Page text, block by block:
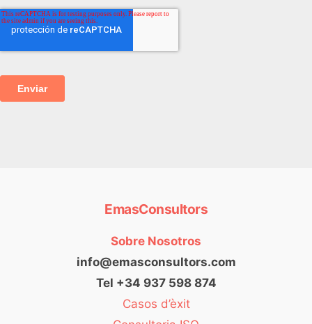
EmasConsultors
Sobre Nosotros
info@emasconsultors.com
Tel +34 937 598 874
Casos d’èxit